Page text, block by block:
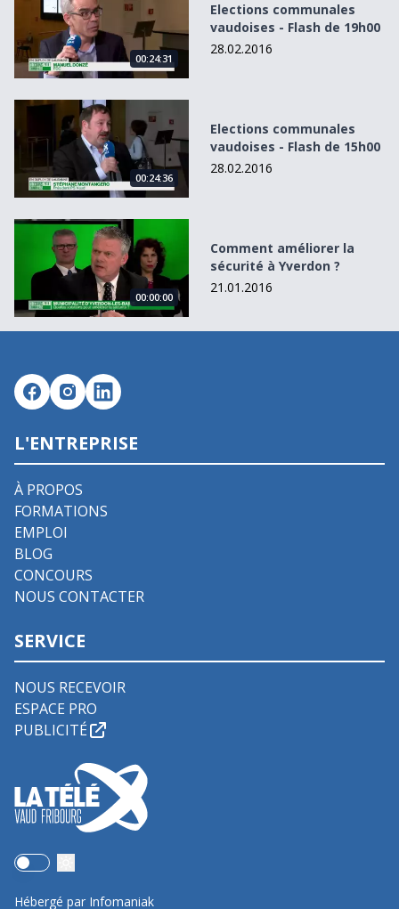
00:24:31
Elections communales
vaudoises - Flash de 19h00
28.02.2016
Elections communales vaudoises - Flash de 15h00
00:24:36
Elections communales
vaudoises - Flash de 15h00
28.02.2016
Comment améliorer la sécurité à Yverdon ?
00:00:00
Comment améliorer la
sécurité à Yverdon ?
21.01.2016
L'ENTREPRISE
À PROPOS
FORMATIONS
EMPLOI
BLOG
CONCOURS
NOUS CONTACTER
SERVICE
NOUS RECEVOIR
ESPACE PRO
PUBLICITÉ
Use setting
Hébergé par Infomaniak